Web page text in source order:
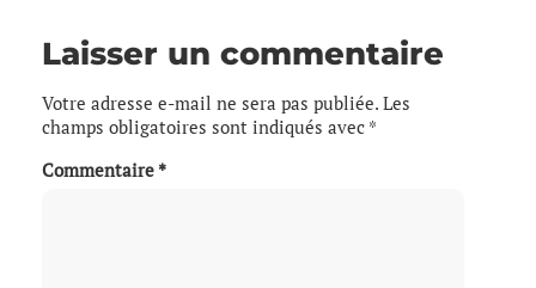
Laisser un commentaire
Votre adresse e-mail ne sera pas publiée. Les
champs obligatoires sont indiqués avec *
Commentaire *